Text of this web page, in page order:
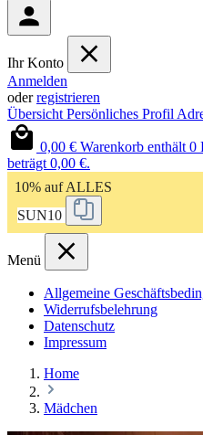
Ihr Konto
Anmelden
oderregistrieren
Übersicht Persönliches Profil
0,00 € Warenkorb enthält 0
beträgt 0,00 €.
10% auf ALLES
SUN10
Menü
Allgemeine
Widerrufsbelehrung
Datenschutz
Impressum
Home
Mädchen